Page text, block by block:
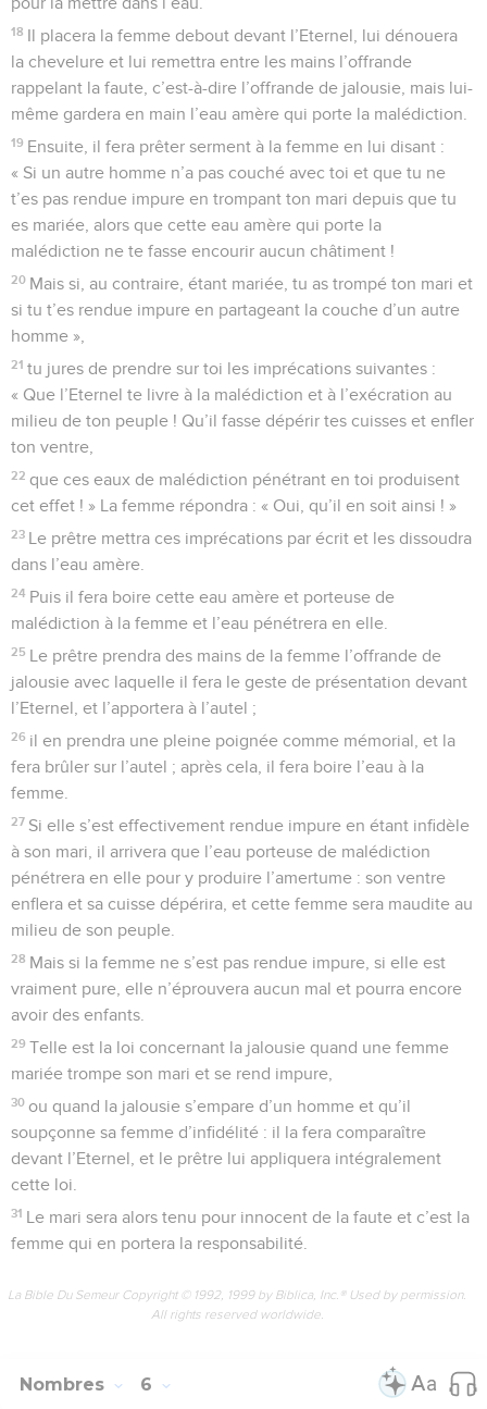
18 Il placera la femme debout devant l’Eternel, lui dénouera
la chevelure et lui remettra entre les mains l’offrande
rappelant la faute, c’est-à-dire l’offrande de jalousie, mais lui-
même gardera en main l’eau amère qui porte la malédiction.
19 Ensuite, il fera prêter serment à la femme en lui disant :
« Si un autre homme n’a pas couché avec toi et que tu ne
t’es pas rendue impure en trompant ton mari depuis que tu
es mariée, alors que cette eau amère qui porte la
malédiction ne te fasse encourir aucun châtiment !
20 Mais si, au contraire, étant mariée, tu as trompé ton mari et
si tu t’es rendue impure en partageant la couche d’un autre
homme »,
21 tu jures de prendre sur toi les imprécations suivantes :
« Que l’Eternel te livre à la malédiction et à l’exécration au
milieu de ton peuple ! Qu’il fasse dépérir tes cuisses et enfler
ton ventre,
22 que ces eaux de malédiction pénétrant en toi produisent
cet effet ! » La femme répondra : « Oui, qu’il en soit ainsi ! »
23 Le prêtre mettra ces imprécations par écrit et les dissoudra
dans l’eau amère.
24 Puis il fera boire cette eau amère et porteuse de
malédiction à la femme et l’eau pénétrera en elle.
25 Le prêtre prendra des mains de la femme l’offrande de
jalousie avec laquelle il fera le geste de présentation devant
l’Eternel, et l’apportera à l’autel ;
26 il en prendra une pleine poignée comme mémorial, et la
fera brûler sur l’autel ; après cela, il fera boire l’eau à la
femme.
27 Si elle s’est effectivement rendue impure en étant infidèle
à son mari, il arrivera que l’eau porteuse de malédiction
pénétrera en elle pour y produire l’amertume : son ventre
enflera et sa cuisse dépérira, et cette femme sera maudite au
milieu de son peuple.
28 Mais si la femme ne s’est pas rendue impure, si elle est
vraiment pure, elle n’éprouvera aucun mal et pourra encore
avoir des enfants.
29 Telle est la loi concernant la jalousie quand une femme
mariée trompe son mari et se rend impure,
30 ou quand la jalousie s’empare d’un homme et qu’il
soupçonne sa femme d’infidélité : il la fera comparaître
devant l’Eternel, et le prêtre lui appliquera intégralement
cette loi.
31 Le mari sera alors tenu pour innocent de la faute et c’est la
femme qui en portera la responsabilité.
La Bible Du Semeur Copyright © 1992, 1999 by Biblica, Inc.® Used by permission.
All rights reserved worldwide.
Nombres 6